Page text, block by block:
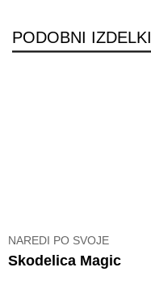
PODOBNI IZDELKI
NAREDI PO SVOJE
Skodelica Magic